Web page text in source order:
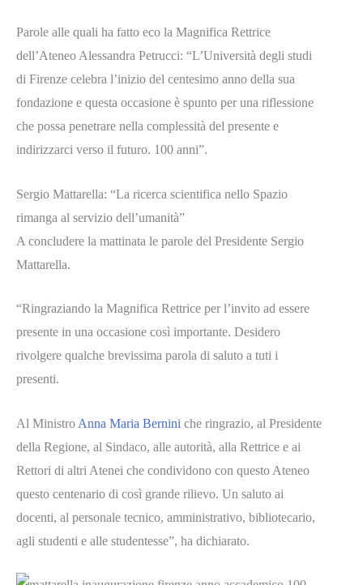
Parole alle quali ha fatto eco la Magnifica Rettrice
dell’Ateneo Alessandra Petrucci: “L’Università degli studi
di Firenze celebra l’inizio del centesimo anno della sua
fondazione e questa occasione è spunto per una riflessione
che possa penetrare nella complessità del presente e
indirizzarci verso il futuro. 100 anni”.
Sergio Mattarella: “La ricerca scientifica nello Spazio
rimanga al servizio dell’umanità”
A concludere la mattinata le parole del Presidente Sergio
Mattarella.
“Ringraziando la Magnifica Rettrice per l’invito ad essere
presente in una occasione così importante. Desidero
rivolgere qualche brevissima parola di saluto a tuti i
presenti.
Al Ministro Anna Maria Bernini che ringrazio, al Presidente
della Regione, al Sindaco, alle autorità, alla Rettrice e ai
Rettori di altri Atenei che condividono con questo Ateneo
questo centenario di così grande rilievo. Un saluto ai
docenti, al personale tecnico, amministrativo, bibliotecario,
agli studenti e alle studentesse”, ha dichiarato.